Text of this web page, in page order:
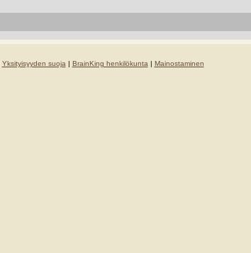
Yksityisyyden suoja | BrainKing henkilökunta | Mainostaminen